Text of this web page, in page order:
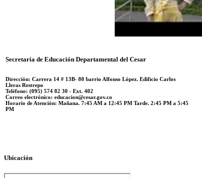
Secretaría de Educación Departamental del Cesar
Dirección: Carrera 14 # 13B- 80 barrio Alfonso López. Edificio Carlos
Lleras Restrepo
Teléfono: (095) 574 82 30 - Ext. 402
Correo electrónico: educacion@cesar.gov.co
Horario de Atención: Mañana. 7:45 AM a 12:45 PM Tarde. 2:45 PM a 5:45
PM
Ubicación